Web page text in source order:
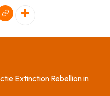
Extinction Rebellion in